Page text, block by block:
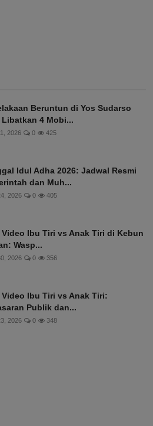
Beruntun di Yos Sudarso
Libatkan 4 Mobi...
2026 0 425
Idul Adha 2026: Jadwal Resmi
dan Muh...
2026 0 405
Video Ibu Tiri vs Anak Tiri di Kebun
Wasp...
2026 0 356
Video Ibu Tiri vs Anak Tiri:
Publik dan...
2026 0 348